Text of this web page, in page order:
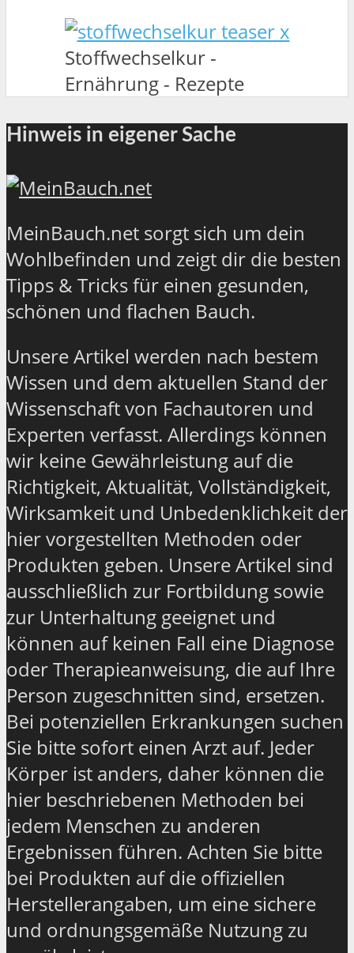
Stoffwechselkur -
Ernährung - Rezepte
Hinweis in eigener Sache
MeinBauch.net sorgt sich um dein
Wohlbefinden und zeigt dir die besten
Tipps & Tricks für einen gesunden,
schönen und flachen Bauch.
Unsere Artikel werden nach bestem
Wissen und dem aktuellen Stand der
Wissenschaft von Fachautoren und
Experten verfasst. Allerdings können
wir keine Gewährleistung auf die
Richtigkeit, Aktualität, Vollständigkeit,
Wirksamkeit und Unbedenklichkeit der
hier vorgestellten Methoden oder
Produkten geben. Unsere Artikel sind
ausschließlich zur Fortbildung sowie
zur Unterhaltung geeignet und
können auf keinen Fall eine Diagnose
oder Therapieanweisung, die auf Ihre
Person zugeschnitten sind, ersetzen.
Bei potenziellen Erkrankungen suchen
Sie bitte sofort einen Arzt auf. Jeder
Körper ist anders, daher können die
hier beschriebenen Methoden bei
jedem Menschen zu anderen
Ergebnissen führen. Achten Sie bitte
bei Produkten auf die offiziellen
Herstellerangaben, um eine sichere
und ordnungsgemäße Nutzung zu